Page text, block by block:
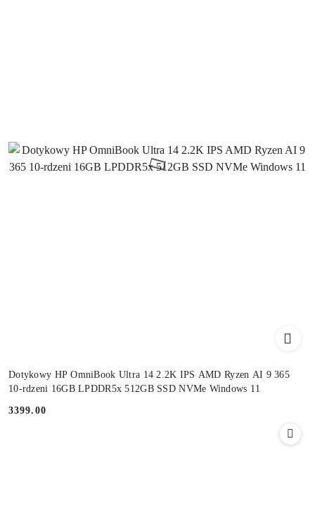
Dotykowy HP OmniBook Ultra 14 2.2K IPS AMD Ryzen AI 9 365
10-rdzeni 16GB LPDDR5x 512GB SSD NVMe Windows 11
Cena:
3399.00